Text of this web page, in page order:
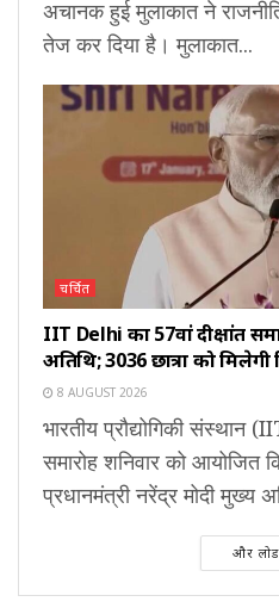
अचानक हुई मुलाकात ने
तेज कर दिया है। मुलाकात...
चर्चित
IIT Delhi का 57वां दीक्षांत
अतिथि; 3036 छात्रों को मिलेगी
8 AUGUST 2026
भारतीय प्रौद्योगिकी संस्थान
समारोह शनिवार को आयोजित
प्रधानमंत्री नरेंद्र मोदी मुख्य
और